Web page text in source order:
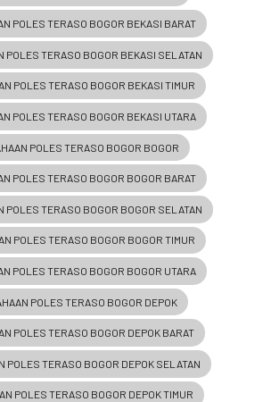
POLES TERASO BOGOR BEKASI BARAT
POLES TERASO BOGOR BEKASI SELATAN
POLES TERASO BOGOR BEKASI TIMUR
POLES TERASO BOGOR BEKASI UTARA
POLES TERASO BOGOR BOGOR
POLES TERASO BOGOR BOGOR BARAT
POLES TERASO BOGOR BOGOR SELATAN
POLES TERASO BOGOR BOGOR TIMUR
POLES TERASO BOGOR BOGOR UTARA
POLES TERASO BOGOR DEPOK
POLES TERASO BOGOR DEPOK BARAT
POLES TERASO BOGOR DEPOK SELATAN
POLES TERASO BOGOR DEPOK TIMUR